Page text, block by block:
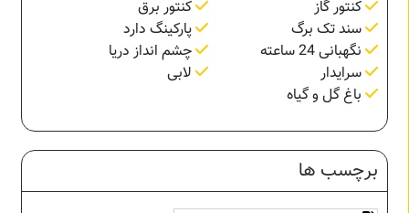
کنتور گاز
کنتور برق
سند تک برگ
پارکینگ دارد
نگهبانی 24 ساعته
چشم انداز دریا
سرایدار
لابی
باغ گل و گیاه
برچسب ها